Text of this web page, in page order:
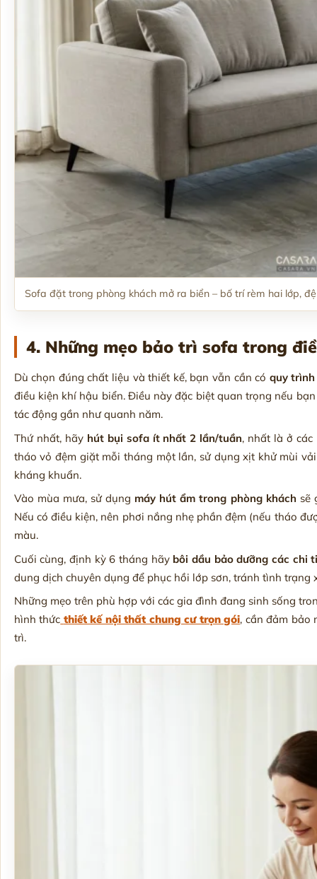
Sofa đặt trong phòng khách mở ra biển – bố trí rèm hai lớp,
4. Những mẹo bảo trì sofa trong
Dù chọn đúng chất liệu và thiết kế, bạn vẫn cần có quy
điều kiện khí hậu biển. Điều này đặc biệt quan trọng nếu
tác động gần như quanh năm.
Thứ nhất, hãy hút bụi sofa ít nhất 2 lần/tuần, nhất là ở
tháo vỏ đệm giặt mỗi tháng một lần, sử dụng xịt khử mùi
kháng khuẩn.
Vào mùa mưa, sử dụng máy hút ẩm trong phòng khách sẽ
Nếu có điều kiện, nên phơi nắng nhẹ phần đệm (nếu tháo
màu.
Cuối cùng, định kỳ 6 tháng hãy bôi dầu bảo dưỡng các chi
dung dịch chuyên dụng để phục hồi lớp sơn, tránh tình trạng
Những mẹo trên phù hợp với các gia đình đang sinh sống
hình thức thiết kế nội thất chung cư trọn gói, cần đảm bảo
trì.